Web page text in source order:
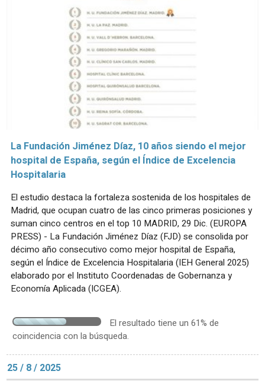
La Fundación Jiménez Díaz, 10 años siendo el mejor
hospital de España, según el Índice de Excelencia
Hospitalaria
El estudio destaca la fortaleza sostenida de los hospitales de
Madrid, que ocupan cuatro de las cinco primeras posiciones y
suman cinco centros en el top 10 MADRID, 29 Dic. (EUROPA
PRESS) - La Fundación Jiménez Díaz (FJD) se consolida por
décimo año consecutivo como mejor hospital de España,
según el Índice de Excelencia Hospitalaria (IEH General 2025)
elaborado por el Instituto Coordenadas de Gobernanza y
Economía Aplicada (ICGEA).
El resultado tiene un 61% de
coincidencia con la búsqueda.
25 / 8 / 2025